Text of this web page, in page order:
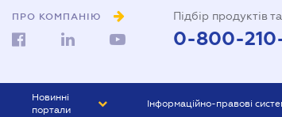
ПРО КОМПАНІЮ Підбір продуктів
0-800-
Новинні
портали
Інформаційно-правові